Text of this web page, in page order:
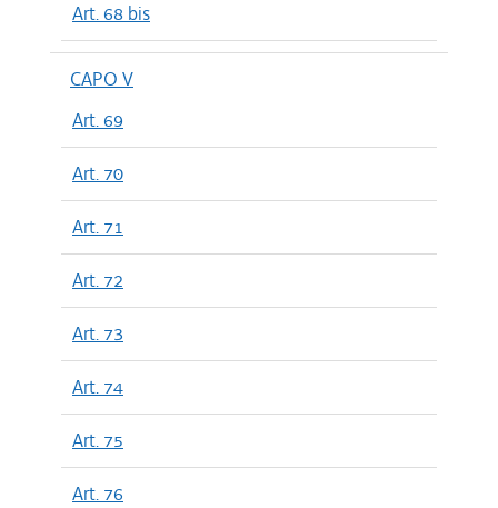
Art. 68 bis
CAPO V
Art. 69
Art. 70
Art. 71
Art. 72
Art. 73
Art. 74
Art. 75
Art. 76